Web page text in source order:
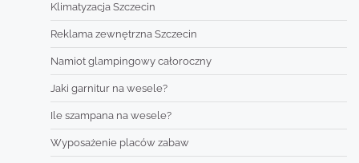
Klimatyzacja Szczecin
Reklama zewnętrzna Szczecin
Namiot glampingowy całoroczny
Jaki garnitur na wesele?
Ile szampana na wesele?
Wyposażenie placów zabaw